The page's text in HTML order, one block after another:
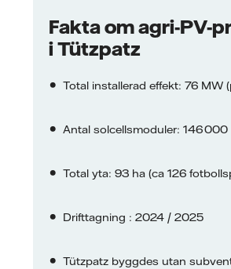
Fakta om agri-PV-
i Tützpatz
Total installerad effekt: 76 MW
Antal solcellsmoduler: 146 000
Total yta: 93 ha (ca 126
Drifttagning : 2024 / 2025
Tützpatz byggdes utan